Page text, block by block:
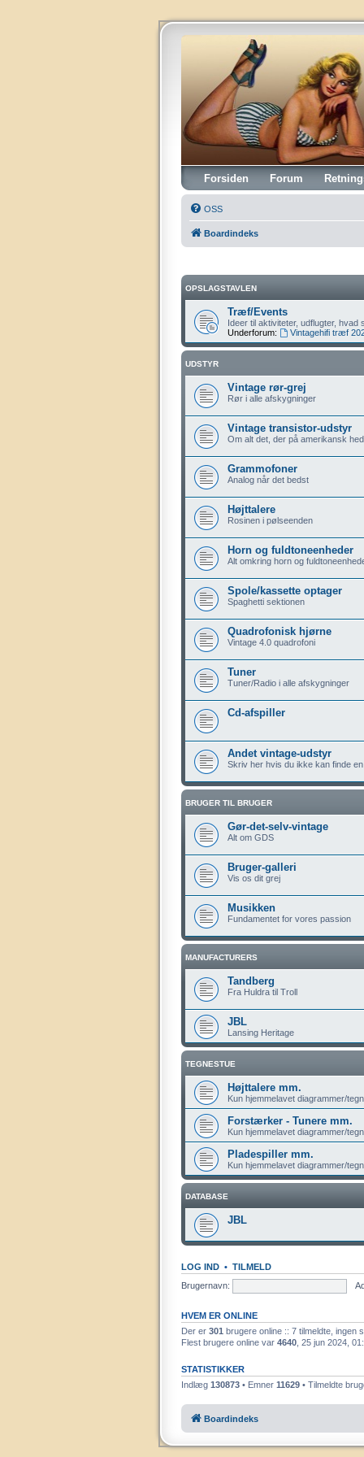
Vintagehifi.dk
Forsiden Forum
OSS
Boardindeks
OPSLAGSTAVLEN
Træf/Events
Ideer til aktiviteter, udflugter, hvad
Underforum:
Vintagehifi træf
UDSTYR
Vintage rør-grej
Rør i alle afskygninger
Vintage transistor-udstyr
Om alt det, der på amerikansk
Grammofoner
Analog når det bedst
Højttalere
Rosinen i pølseenden
Horn og fuldtoneenheder
Alt omkring horn og
Spole/kassette optager
Spaghetti sektionen
Quadrofonisk hjørne
Vintage 4.0 quadrofoni
Tuner
Tuner/Radio i alle afskygninger
Cd-afspiller
Andet vintage-udstyr
Skriv her hvis du ikke kan finde
BRUGER TIL BRUGER
Gør-det-selv-vintage
Alt om GDS
Bruger-galleri
Vis os dit grej
Musikken
Fundamentet for vores passion
MANUFACTURERS
Tandberg
Fra Huldra til Troll
JBL
Lansing Heritage
TEGNESTUE
Højttalere mm.
Kun hjemmelavet diagrammer/
Forstærker - Tunere mm.
Kun hjemmelavet diagrammer/
Pladespiller mm.
Kun hjemmelavet diagrammer/
DATABASE
JBL
LOG IND • TILMELD
Brugernavn:
HVEM ER ONLINE
Der er 301 brugere online :: 7 tilmeldte,
Flest brugere online var 4640 , 25 jun 2024,
STATISTIKKER
Indlæg 130873 • Emner 11629 • Tilmeldte
Boardindeks